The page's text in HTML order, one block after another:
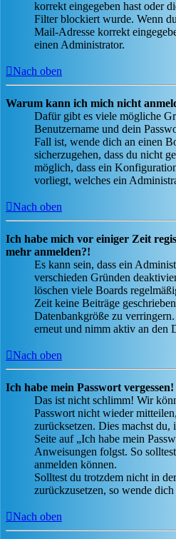
korrekt eingegeben hast oder
Filter blockiert wurde. Wenn
Mail-Adresse korrekt
einen Administrator.
Nach oben
Warum kann ich mich nicht
Dafür gibt es viele mögliche
Benutzername und dein
Fall ist, wende dich an einen
sicherzugehen, dass du nicht
möglich, dass ein
vorliegt, welches ein
Nach oben
Ich habe mich vor einiger Zeit
mehr anmelden?!
Es kann sein, dass ein
verschieden Gründen
löschen viele Boards
Zeit keine Beiträge
Datenbankgröße zu
erneut und nimm aktiv an den
Nach oben
Ich habe mein Passwort vergessen!
Das ist nicht schlimm! Wir
Passwort nicht wieder
zurücksetzen. Dies machst
Seite auf „Ich habe mein
Anweisungen folgst. So
anmelden können.
Solltest du trotzdem nicht in
zurückzusetzen, so wende
Nach oben